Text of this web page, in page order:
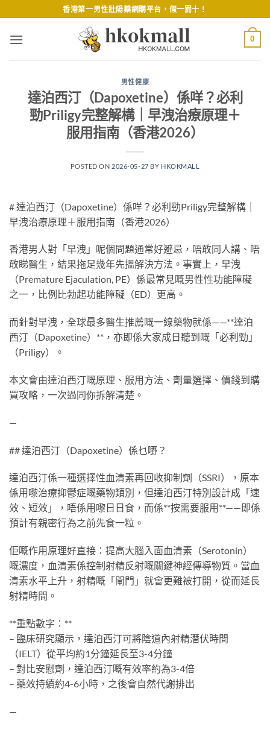
to
content
香港第一男性壯陽藥網購平台，假一罰十！
0
男性健康
達泊西汀（Dapoxetine）係咩？必利
勁Priligy完整解構｜早洩治療原理＋
服用指南（香港2026）
POSTED ON 2026-05-27 BY HKOKMALL
# 達泊西汀（Dapoxetine）係咩？必利勁Priligy完整解構｜
早洩治療原理＋服用指南（香港2026）
香港男人對「早洩」呢個問題通常好避忌，唔敢同人講、唔
敢睇醫生，結果拖足幾年先搵解決方法。事實上，早洩
（Premature Ejaculation, PE）係最常見嘅男性性功能障礙
之一，比例比勃起功能障礙（ED）更高。
而針對早洩，全球最多醫生推薦嘅一線藥物就係——**達泊
西汀（Dapoxetine）**，亦即係大家成日聽到嘅「必利勁」
（Priligy）。
本文會由達泊西汀嘅原理、服用方法、劑量選擇、價錢到購
買攻略，一次過同你拆解清楚。
—
## 達泊西汀（Dapoxetine）係乜嘢？
達泊西汀係一種選擇性血清素再回收抑制劑（SSRI），原本
係用嚟治療抑鬱症嘅藥物類別，但達泊西汀特別設計成「速
效、短效」，唔係用嚟日日食，而係**按需要服用**——即係
預計有親密行為之前先食一粒。
佢嘅作用原理好直接：提高大腦入面血清素（Serotonin）
嘅濃度，血清素係控制射精反射嘅關鍵神經傳導物質。當血
清素水平上升，射精嘅「閘門」就會更難被打開，從而延長
射精時間。
**重點數字：**
– 臨床研究顯示，達泊西汀可將陰道內射精潛伏時間
（IELT）從平均約1分鐘延長至3-4分鐘
– 對比安慰劑，達泊西汀嘅有效率約為3-4倍
– 藥效持續約4-6小時，之後會自然代謝排出
—